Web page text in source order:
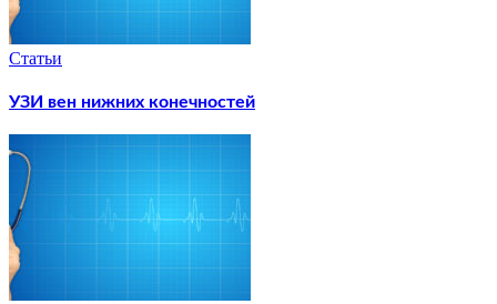
Статьи
УЗИ вен нижних конечностей